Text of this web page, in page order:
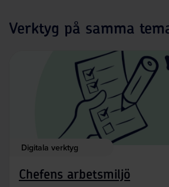
Verktyg på samma
Digitala verktyg
Chefens arbetsmiljö